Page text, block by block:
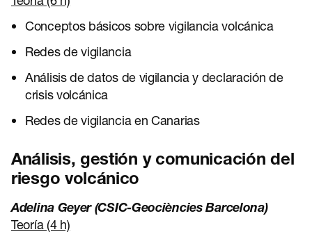
Conceptos básicos sobre vigilancia volcánica
Redes de vigilancia
Análisis de datos de vigilancia y declaración de
crisis volcánica
Redes de vigilancia en Canarias
Análisis, gestión y comunicación del
riesgo volcánico
Adelina Geyer (CSIC-Geociències Barcelona)
Teoría (4 h)